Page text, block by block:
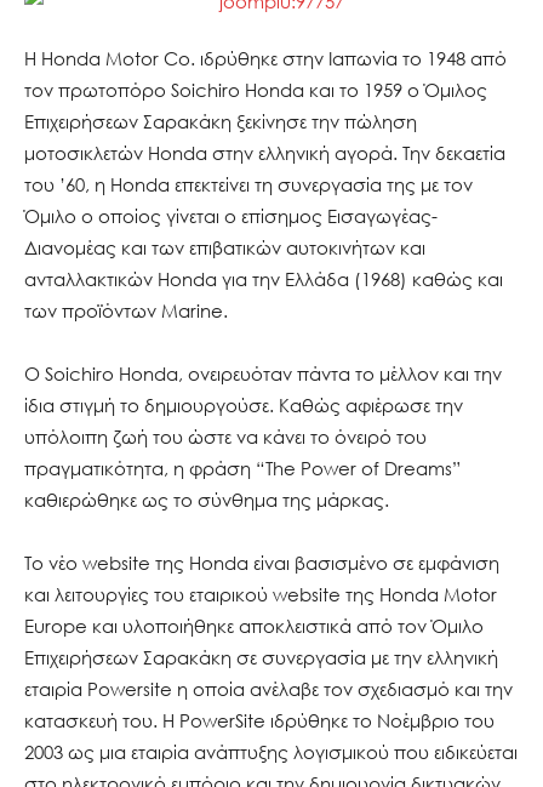
Η Honda Motor Co. ιδρύθηκε στην Ιαπωνία το 1948 από
τον πρωτοπόρο Soichiro Honda και το 1959 ο Όμιλος
Επιχειρήσεων Σαρακάκη ξεκίνησε την πώληση
μοτοσικλετών Honda στην ελληνική αγορά. Την δεκαετία
του ’60, η Honda επεκτείνει τη συνεργασία της με τον
Όμιλο ο οποίος γίνεται ο επίσημος Εισαγωγέας-
Διανομέας και των επιβατικών αυτοκινήτων και
ανταλλακτικών Honda για την Ελλάδα (1968) καθώς και
των προϊόντων Marine.
Ο Soichiro Honda, ονειρευόταν πάντα το μέλλον και την
ίδια στιγμή το δημιουργούσε. Καθώς αφιέρωσε την
υπόλοιπη ζωή του ώστε να κάνει το όνειρό του
πραγματικότητα, η φράση “The Power of Dreams”
καθιερώθηκε ως το σύνθημα της μάρκας.
To νέο website της Honda είναι βασισμένο σε εμφάνιση
και λειτουργίες του εταιρικού website της Honda Motor
Europe και υλοποιήθηκε αποκλειστικά από τον Όμιλο
Επιχειρήσεων Σαρακάκη σε συνεργασία με την ελληνική
εταιρία Powersite η οποία ανέλαβε τον σχεδιασμό και την
κατασκευή του. Η PowerSite ιδρύθηκε το Νοέμβριο του
2003 ως μια εταιρία ανάπτυξης λογισμικού που ειδικεύεται